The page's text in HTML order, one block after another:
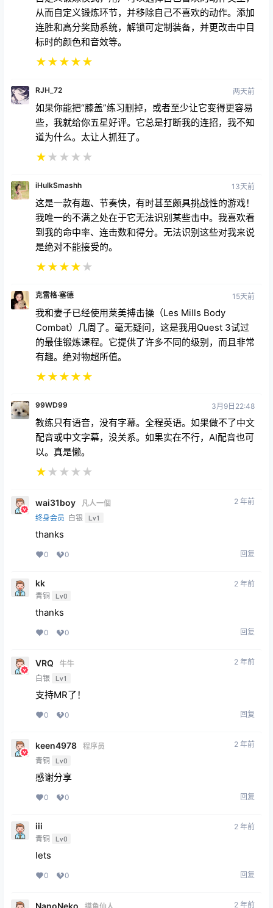
从而自定义锻炼环节，并移除自己不喜欢的动作。添加
连胜和高分奖励系统，解锁可定制装备，并更改击中目
标时的颜色和音效等。
★★★★★
RJH_72 两天前
如果你能把“膝盖”练习删掉，或者至少让它变得更容易
些，我就给你五星好评。它总是打断我的连招，我不知
道为什么。太让人抓狂了。
★★ ★ ★ ★
iHulkSmashh 13天前
这是一款有趣、节奏快，有时甚至颇具挑战性的游戏！
我唯一的不满之处在于它无法识别某些击中。我喜欢看
到我的命中率、连击数和得分。无法识别这些对我来说
是绝对不能接受的。
★★★★★
克雷格·塞德 15天前
我和妻子已经使用莱美搏击操（Les Mills Body
Combat）几周了。毫无疑问，这是我用Quest 3试过
的最佳锻炼课程。它提供了许多不同的级别，而且非常
有趣。绝对物超所值。
★★★★★
99WD99 3月9日22:48
教练只有语音，没有字幕。全程英语。如果做不了中文
配音或中文字幕，没关系。如果实在不行，AI配音也可
以。真是懒。
★★ ★ ★ ★
wai31boy
凡人一個
终身会员 白银 Lv1
2 年前
thanks
0 0 回复
kk
青铜 Lv0
2 年前
thanks
0 0 回复
VRQ
牛牛
白银
Lv1
2 年前
支持MR了！
0 0 回复
keen4978
程序员
青铜
Lv0
2 年前
感谢分享
0 0 回复
iii
青铜 Lv0
2 年前
lets
0 0 回复
2 年前